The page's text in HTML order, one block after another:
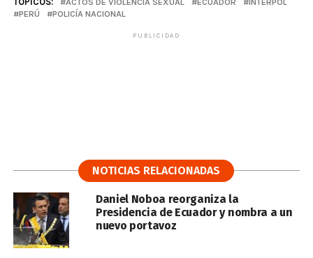
PERÚ
POLICÍA NACIONAL
PUBLICIDAD
NOTICIAS RELACIONADAS
Daniel Noboa reorganiza la
Presidencia de Ecuador y nombra a un
nuevo portavoz